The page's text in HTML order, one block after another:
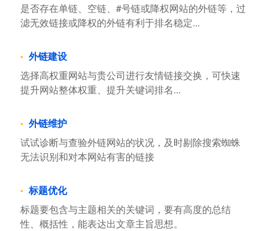
是否存在单链、空链、#号链或降权网站的外链等，过
滤无效链接或降权的外链有利于排名稳定...
外链建设
选择高权重网站与贵公司进行友情链接交换，可快速
提升网站整体权重、提升关键词排名...
外链维护
试试诊断与查验外链网站的状况，及时剔除搜索蜘蛛
无法识别和对本网站有害的链接
标题优化
标题要包含与主题相关的关键词，要有高度的总结
性、概括性，能表达出文章主旨思想。